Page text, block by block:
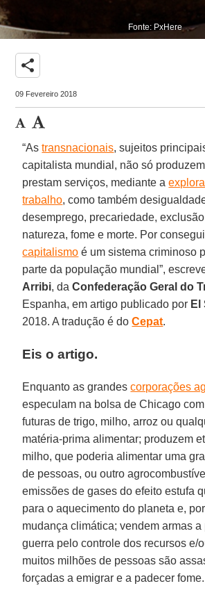
Fonte: PxHere
share
09 Fevereiro 2018
“Astransnacionais, sujeitos
capitalista mundial, não só
prestam serviços, mediante a
trabalho, como também
desemprego, precariedade,
natureza, fome e morte. Por
capitalismo é um sistema criminoso
parte da população mundial”,
Arribi, daConfederação Geral do
Espanha, em artigo publicado por El
2018. A tradução é doCepat.
Eis o artigo.
Enquanto as grandescorporações
especulam na bolsa de Chicago
futuras de trigo, milho, arroz ou
matéria-prima alimentar; produzem
milho, que poderia alimentar uma
de pessoas, ou outro
emissões de gases do efeito estufa
para o aquecimento do planeta e,
mudança climática; vendem armas a
guerra pelo controle dos recursos e/
muitos milhões de pessoas são
forçadas a emigrar e a padecer fome.